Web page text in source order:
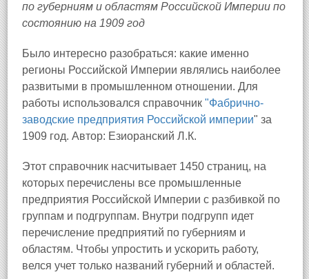
по губерниям и областям Российской Империи по
состоянию на 1909 год
Было интересно разобраться: какие именно
регионы Российской Империи являлись наиболее
развитыми в промышленном отношении. Для
работы использовался справочник "Фабрично-
заводские предприятия Российской империи" за
1909 год. Автор: Езиоранский Л.К.
Этот справочник насчитывает 1450 страниц, на
которых перечислены все промышленные
предприятия Российской Империи с разбивкой по
группам и подгруппам. Внутри подгрупп идет
перечисление предприятий по губерниям и
областям. Чтобы упростить и ускорить работу,
велся учет только названий губерний и областей.